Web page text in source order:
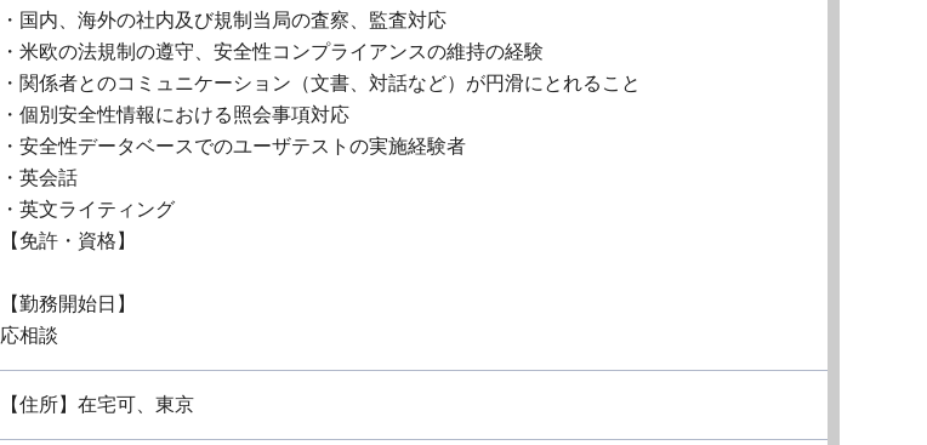
・国内、海外の社内及び規制当局の査察、監査対応
・米欧の法規制の遵守、安全性コンプライアンスの維持の経験
・関係者とのコミュニケーション（文書、対話など）が円滑にとれること
・個別安全性情報における照会事項対応
・安全性データベースでのユーザテストの実施経験者
・英会話
・英文ライティング
【免許・資格】
【勤務開始日】
応相談
【住所】在宅可、東京